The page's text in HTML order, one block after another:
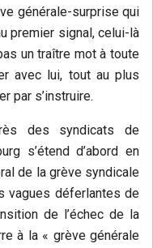
générale-surprise qui
premier signal, celui-là
un traître mot à toute
avec lui, tout au plus
par s’instruire.
des syndicats de
s’étend d’abord en
de la grève syndicale
vagues déferlantes de
de l’échec de la
à la « grève générale